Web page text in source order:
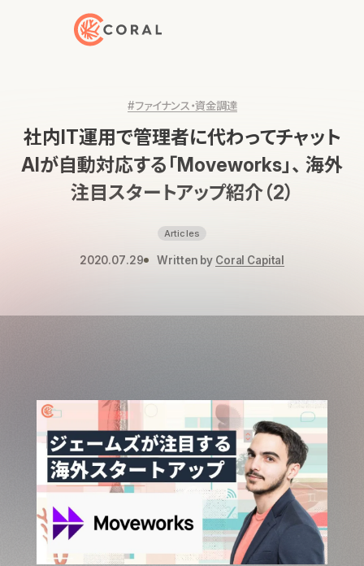
トップページへ戻る
#ファイナンス・資金調達
社内IT運用で管理者に代わってチャット
AIが自動対応する「Moveworks」、 海外
注目スタートアップ紹介（2）
Articles
2020.07.29 Written by Coral Capital